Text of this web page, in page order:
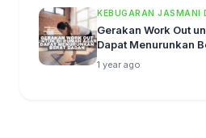
KEBUGARAN JASMANI
Gerakan Work Out
Dapat Menurunkan
1 year ago